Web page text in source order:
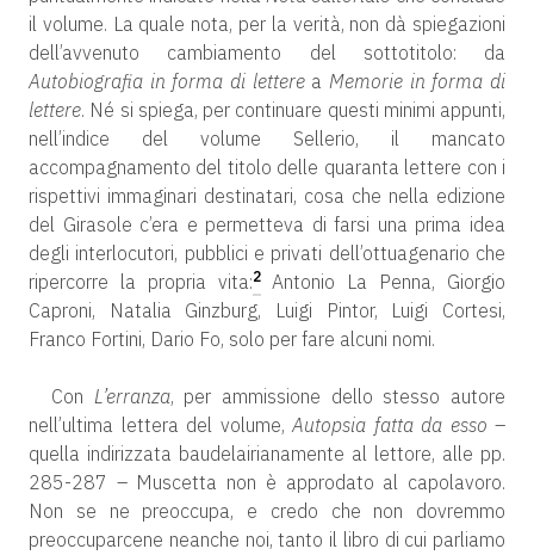
il volume. La quale nota, per la verità, non dà spiegazioni
dell’avvenuto cambiamento del sottotitolo: da
Autobiografia in forma di lettereaMemorie in forma di
lettere. Né si spiega, per continuare questi minimi appunti,
nell’indice del volume Sellerio, il mancato
accompagnamento del titolo delle quaranta lettere con i
rispettivi immaginari destinatari, cosa che nella edizione
del Girasole c’era e permetteva di farsi una prima idea
degli interlocutori, pubblici e privati dell’ottuagenario che
ripercorre la propria vita:2Antonio La Penna, Giorgio
Caproni, Natalia Ginzburg, Luigi Pintor, Luigi Cortesi,
Franco Fortini, Dario Fo, solo per fare alcuni nomi.
Con L’erranza, per ammissione dello stesso autore
nell’ultima lettera del volume, Autopsia fatta da esso –
quella indirizzata baudelairianamente al lettore, alle pp.
285-287 – Muscetta non è approdato al capolavoro.
Non se ne preoccupa, e credo che non dovremmo
preoccuparcene neanche noi, tanto il libro di cui parliamo